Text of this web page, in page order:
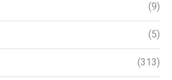
(9)
(5)
(313)